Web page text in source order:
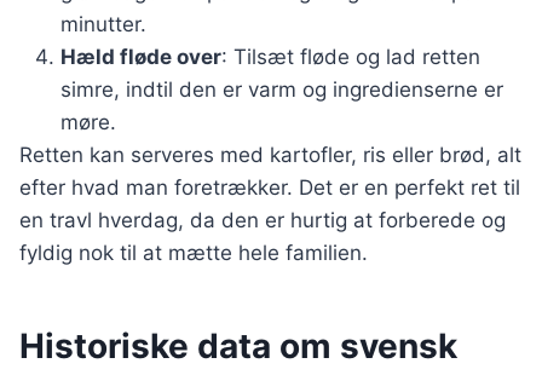
minutter.
Hæld fløde over: Tilsæt fløde og lad retten
simre, indtil den er varm og ingredienserne er
møre.
Retten kan serveres med kartofler, ris eller brød, alt
efter hvad man foretrækker. Det er en perfekt ret til
en travl hverdag, da den er hurtig at forberede og
fyldig nok til at mætte hele familien.
Historiske data om svensk